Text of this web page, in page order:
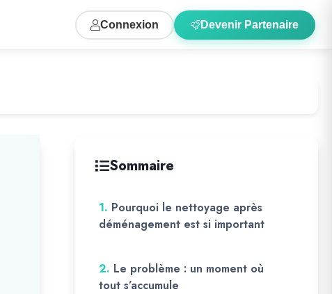
Connexion Devenir Partenaire
Sommaire
1. Pourquoi le nettoyage après
déménagement est si important
2. Le problème : un moment où
tout s’accumule